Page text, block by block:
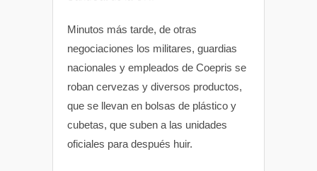
Minutos más tarde, de otras
negociaciones los militares, guardias
nacionales y empleados de Coepris se
roban cervezas y diversos productos,
que se llevan en bolsas de plástico y
cubetas, que suben a las unidades
oficiales para después huir.